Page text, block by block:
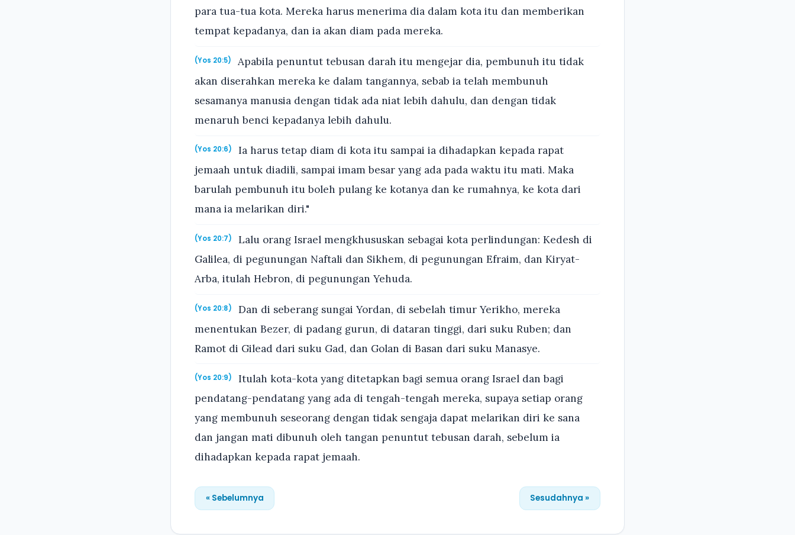
para tua-tua kota. Mereka harus menerima dia dalam kota itu dan memberikan
tempat kepadanya, dan ia akan diam pada mereka.
(Yos 20:5)
Apabila penuntut tebusan darah itu mengejar dia, pembunuh itu tidak
akan diserahkan mereka ke dalam tangannya, sebab ia telah membunuh
sesamanya manusia dengan tidak ada niat lebih dahulu, dan dengan tidak
menaruh benci kepadanya lebih dahulu.
(Yos 20:6)
Ia harus tetap diam di kota itu sampai ia dihadapkan kepada rapat
jemaah untuk diadili, sampai imam besar yang ada pada waktu itu mati. Maka
barulah pembunuh itu boleh pulang ke kotanya dan ke rumahnya, ke kota dari
mana ia melarikan diri."
(Yos 20:7)
Lalu orang Israel mengkhususkan sebagai kota perlindungan: Kedesh di
Galilea, di pegunungan Naftali dan Sikhem, di pegunungan Efraim, dan Kiryat-
Arba, itulah Hebron, di pegunungan Yehuda.
(Yos 20:8)
Dan di seberang sungai Yordan, di sebelah timur Yerikho, mereka
menentukan Bezer, di padang gurun, di dataran tinggi, dari suku Ruben; dan
Ramot di Gilead dari suku Gad, dan Golan di Basan dari suku Manasye.
(Yos 20:9)
Itulah kota-kota yang ditetapkan bagi semua orang Israel dan bagi
pendatang-pendatang yang ada di tengah-tengah mereka, supaya setiap orang
yang membunuh seseorang dengan tidak sengaja dapat melarikan diri ke sana
dan jangan mati dibunuh oleh tangan penuntut tebusan darah, sebelum ia
dihadapkan kepada rapat jemaah.
« Sebelumnya Sesudahnya »